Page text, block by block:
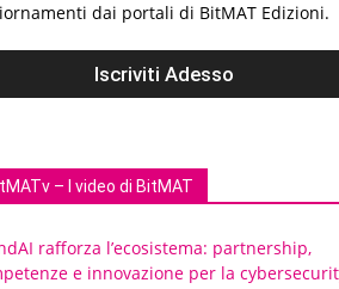
dai portali di BitMAT Edizioni.
– I video di BitMAT
rafforza l’ecosistema: partnership,
e innovazione per la